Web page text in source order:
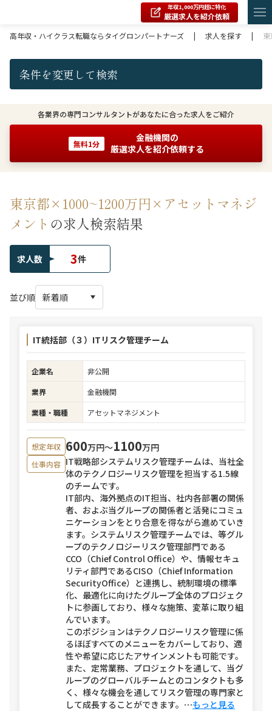
年収1,000万円超に特化
厳選求人を紹介依頼
高年収・ハイクラス転職ならタイグロンパートナーズ
| 求人を探す |
条件を変更して検索
各業界の専門コンサルタントがあなたに合った求人をご紹介
無料1分
金融機関の
厳選求人を紹介依頼する
東京都×1000~1200万円×アセットマネジ
メント の求人検索結果
求人数 3件
並び順
IT統括部（３）ITリスク管理チーム
企業名
非公開
業界
金融機関
業種・職種
アセットマネジメント
想定年収 600万円〜1100万円
仕事内容 IT戦略部システムリスク管理チームは、当社全
体のテクノロジーリスク管理を担当する1.5線
のチームです。
IT部内、海外拠点のIT担当、社内各部署の関係
者、およぶ当グループの関係者と活発にコミュ
ニケーションをとり合意を得ながら進めていき
ます。システムリスク管理チームでは、等グル
ープのテクノロジーリスク管理部門である
CCO（Chief Control Office）や、情報セキュ
リティ部門であるCISO（Chief Information
SecurityOffice）と連携し、統制環境の標準
化、最適化に向けたグループ全体のプロジェク
トに参画しており、様々な施策、変革に取り組
んでいます。
このポジションはテクノロジーリスク管理に係
るほぼすべてのメニューをカバーしており、適
性や希望に応じたアサインメントも可能です。
また、定常業務、プロジェクトを通して、当グ
ループのグローバルチームとのコンタクトも多
く、様々な機会を通してリスク管理の専門家と
して成長することができます。 ⋯もっと見る